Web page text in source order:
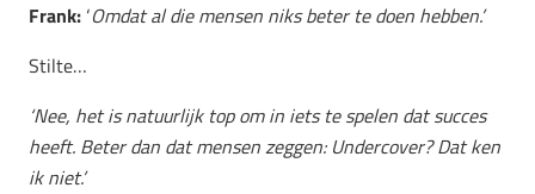
Frank: ‘Omdat al die mensen niks beter te doen hebben.’
Stilte…
‘Nee, het is natuurlijk top om in iets te spelen dat succes
heeft. Beter dan dat mensen zeggen: Undercover? Dat ken
ik niet.’